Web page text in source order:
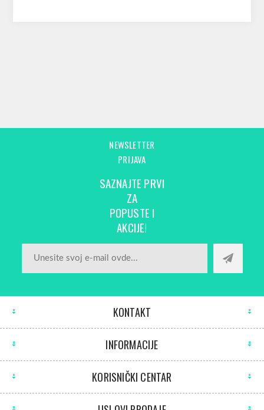
NEWSLETTER
PRIJAVA
SAZNAJTE PRVI
ZA
POPUSTE I
AKCIJE!
KONTAKT
INFORMACIJE
KORISNIČKI CENTAR